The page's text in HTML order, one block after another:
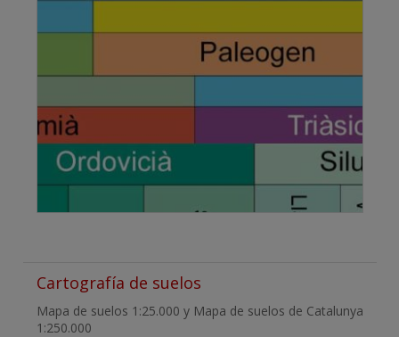
Cartografía de suelos
Mapa de suelos 1:25.000 y Mapa de suelos de Catalunya
1:250.000